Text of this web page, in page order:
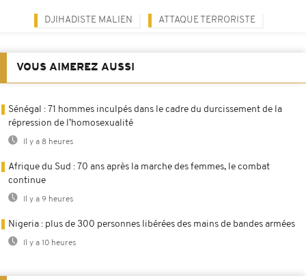
DJIHADISTE MALIEN ATTAQUE TERRORISTE
VOUS AIMEREZ AUSSI
Sénégal : 71 hommes inculpés dans le cadre du durcissement de la
répression de l’homosexualité
Il y a 8 heures
Afrique du Sud : 70 ans après la marche des femmes, le combat
continue
Il y a 9 heures
Nigeria : plus de 300 personnes libérées des mains de bandes armées
Il y a 10 heures